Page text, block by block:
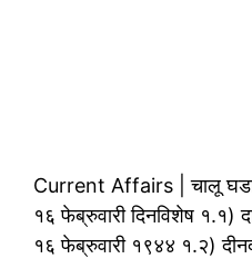
Current Affairs | चालू
१६ फेब्रुवारी दिनविशेष १.१)
१६ फेब्रुवारी १९४४ १.२)